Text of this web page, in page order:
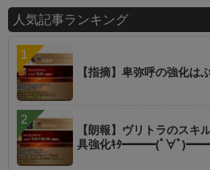
人気記事ランキング
【指摘】卑弥呼の強化は
【朗報】ヴリトラのスキ
具強化ｷﾀ━━━(ﾟ∀ﾟ